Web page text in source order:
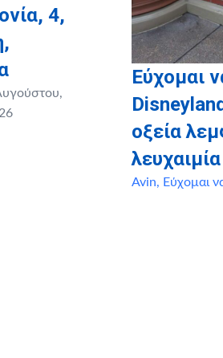
4,
Εύχομαι
οξεία
λευχαιμία
Avin, Εύχομαι